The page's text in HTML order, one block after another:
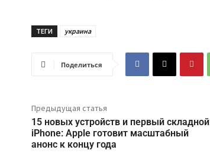
ТЕГИ украина
Поделиться
Предыдущая статья
15 новых устройств и первый складной
iPhone: Apple готовит масштабный
анонс к концу года